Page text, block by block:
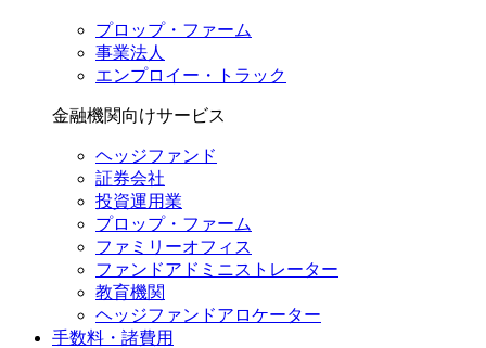
プロップ・ファーム
事業法人
エンプロイー・トラック
金融機関向けサービス
ヘッジファンド
証券会社
投資運用業
プロップ・ファーム
ファミリーオフィス
ファンドアドミニストレーター
教育機関
ヘッジファンドアロケーター
手数料・諸費用